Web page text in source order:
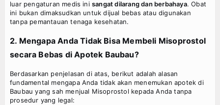
luar pengaturan medis inisangat dilarang dan berbahaya. Obat
ini bukan dimaksudkan untuk dijual bebas atau digunakan
tanpa pemantauan tenaga kesehatan.
2. Mengapa Anda Tidak Bisa Membeli Misoprostol
secara Bebas di Apotek Baubau?
Berdasarkan penjelasan di atas, berikut adalah alasan
fundamental mengapa Anda tidak akan menemukan apotek di
Baubau yang sah menjual Misoprostol kepada Anda tanpa
prosedur yang legal: